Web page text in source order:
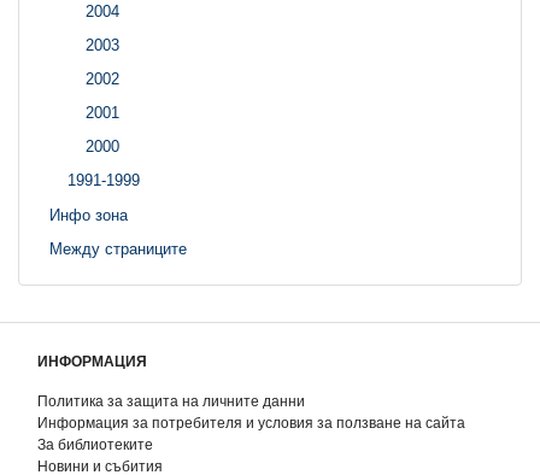
2004
2003
2002
2001
2000
1991-1999
Инфо зона
Между страниците
ИНФОРМАЦИЯ
Политика за защита на личните данни
Информация за потребителя и условия за ползване на сайта
За библиотеките
Новини и събития